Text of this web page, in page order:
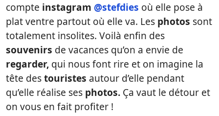
compte instagram @stefdies où elle pose à
plat ventre partout où elle va. Les photos sont
totalement insolites. Voilà enfin des
souvenirs de vacances qu’on a envie de
regarder, qui nous font rire et on imagine la
tête destouristes autour d’elle pendant
qu’elle réalise ses photos. Ça vaut le détour et
on vous en fait profiter !